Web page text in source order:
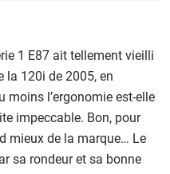
1 E87 ait tellement vieilli
la 120i de 2005, en
moins l’ergonomie est-elle
impeccable. Bon, pour
mieux de la marque… Le
sa rondeur et sa bonne